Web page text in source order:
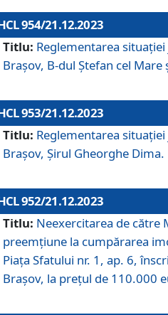
954/21.12.2023
Titlu: Reglementarea
Brașov, B-dul Ștefan cel
953/21.12.2023
Titlu: Reglementarea
Brașov, Șirul Gheorghe Dima.
952/21.12.2023
Titlu: Neexercitarea de către
preemțiune la cumpărarea
Piața Sfatului nr. 1, ap. 6,
Brașov, la prețul de 110.000